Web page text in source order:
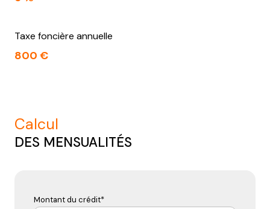
Taxe foncière annuelle
800 €
calcul
DES MENSUALITÉS
Montant du crédit*